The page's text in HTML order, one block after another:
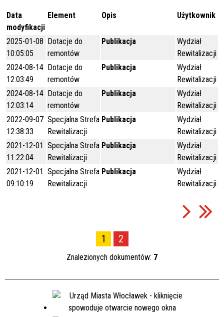
Data
modyfikacji
Element Opis Użytkownik
2025-01-08
10:05:05
Dotacje do
remontów
Publikacja
Wydział
Rewitalizacji
2024-08-14
12:03:49
Dotacje do
remontów
Publikacja
Wydział
Rewitalizacji
2024-08-14
12:03:14
Dotacje do
remontów
Publikacja
Wydział
Rewitalizacji
2022-09-07
12:38:33
Specjalna Strefa
Rewitalizacji
Publikacja
Wydział
Rewitalizacji
2021-12-01
11:22:04
Specjalna Strefa
Rewitalizacji
Publikacja
Wydział
Rewitalizacji
2021-12-01
09:10:19
Specjalna Strefa
Rewitalizacji
Publikacja
Wydział
Rewitalizacji
1 2
Znalezionych dokumentów: 7